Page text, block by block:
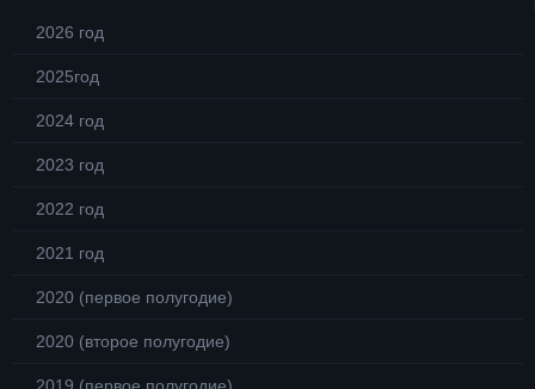
2026 год
2025год
2024 год
2023 год
2022 год
2021 год
2020 (первое полугодие)
2020 (второе полугодие)
2019 (первое полугодие)